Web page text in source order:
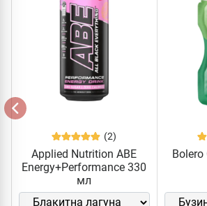
(2)
Applied Nutrition ABE
Energy+Performance 330
мл